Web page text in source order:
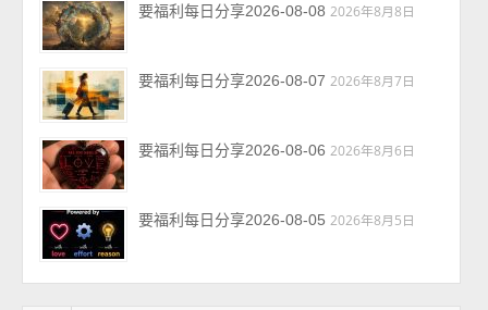
要福利每日分享2026-08-08 2026年8月8日
要福利每日分享2026-08-07 2026年8月7日
要福利每日分享2026-08-06 2026年8月6日
要福利每日分享2026-08-05 2026年8月5日